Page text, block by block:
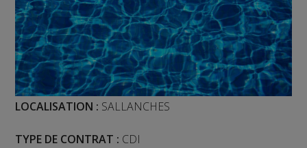
LOCALISATION : SALLANCHES
TYPE DE CONTRAT : CDI